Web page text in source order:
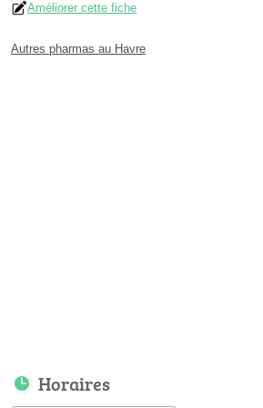
Améliorer cette fiche
Autres pharmas au Havre
Horaires